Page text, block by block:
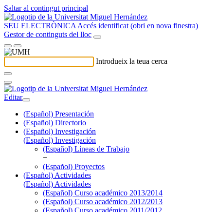
Saltar al contingut principal
SEU ELECTRÒNICA Accés identificat (obri en nova finestra)
Gestor de continguts del lloc
Introdueix la teua cerca
Editar
(Español) Presentación
(Español) Directorio
(Español) Investigación
(Español) Investigación
(Español) Líneas de Trabajo
+
(Español) Proyectos
(Español) Actividades
(Español) Actividades
(Español) Curso académico 2013/2014
(Español) Curso académico 2012/2013
(Español) Curso académico 2011/2012